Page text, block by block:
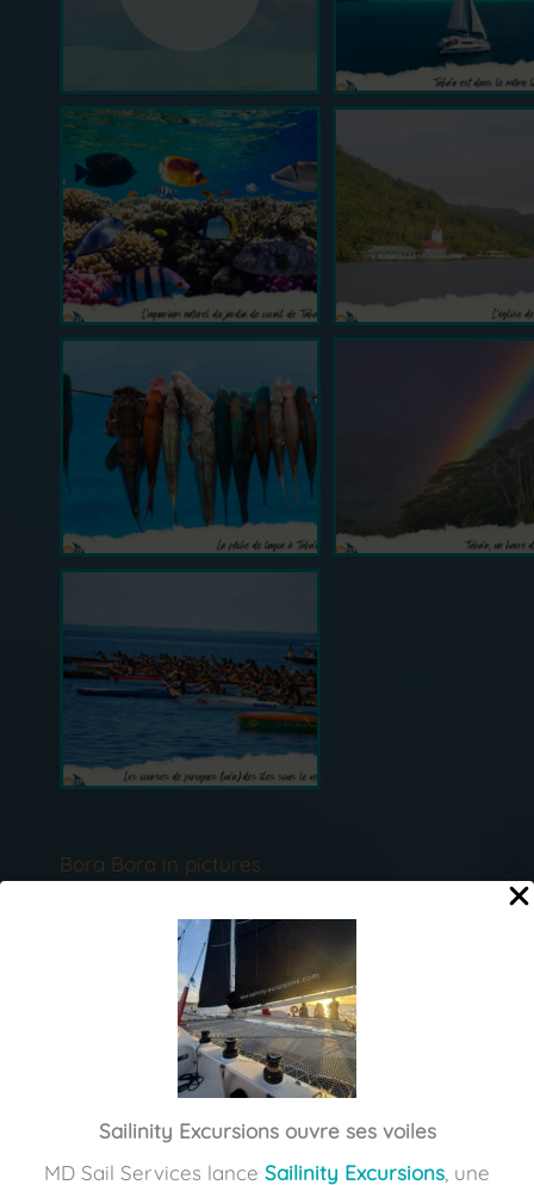
Sailinity Excursions ouvre ses voiles
MD Sail Services lance Sailinity Excursions , une
Bora Bora in pictures